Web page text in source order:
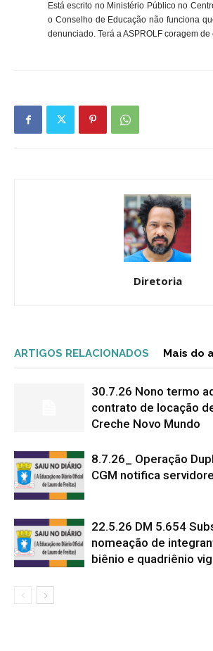
Está escrito no Ministério Público no
o Conselho de Educação não funciona
denunciado. Terá a ASPROLF coragem
Diretoria
ARTIGOS RELACIONADOS Mais do
30.7.26 Nono termo
contrato de locação
Creche Novo Mundo
8.7.26_ Operação
CGM notifica
22.5.26 DM 5.654
nomeação de
biênio e quadriênio